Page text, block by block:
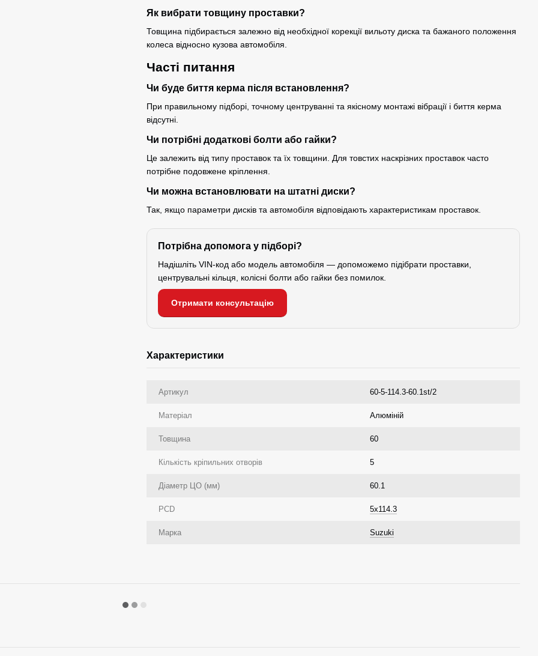
Як вибрати товщину проставки?
Товщина підбирається залежно від необхідної корекції вильоту диска та бажаного положення
колеса відносно кузова автомобіля.
Часті питання
Чи буде биття керма після встановлення?
При правильному підборі, точному центруванні та якісному монтажі вібрації і биття керма
відсутні.
Чи потрібні додаткові болти або гайки?
Це залежить від типу проставок та їх товщини. Для товстих наскрізних проставок часто
потрібне подовжене кріплення.
Чи можна встановлювати на штатні диски?
Так, якщо параметри дисків та автомобіля відповідають характеристикам проставок.
Потрібна допомога у підборі?
Надішліть VIN-код або модель автомобіля — допоможемо підібрати проставки,
центрувальні кільця, колісні болти або гайки без помилок.
Отримати консультацію
Характеристики
Артикул 60-5-114.3-60.1st/2
Матеріал Алюміній
Товщина 60
Кількість кріпильних отворів 5
Діаметр ЦО (мм) 60.1
PCD 5x114.3
Марка Suzuki